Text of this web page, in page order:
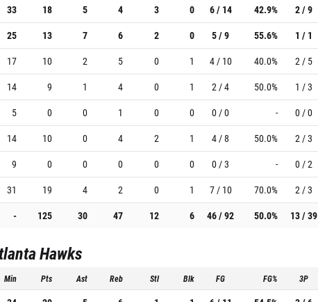
33 18 5 4 3 0 6 / 14 42.9% 2 / 9
25 13 7 6 2 0 5 / 9 55.6% 1 / 1
17 10 2 5 0 1 4 / 10 40.0% 2 / 5
14 9 1 4 0 1 2 / 4 50.0% 1 / 3
5 0 0 1 0 0 0 / 0 - 0 / 0
14 10 0 4 2 1 4 / 8 50.0% 2 / 3
9 0 0 0 0 0 0 / 3 - 0 / 2
31 19 4 2 0 1 7 / 10 70.0% 2 / 3
- 125 30 47 12 6 46 / 92 50.0% 13 / 39
Hawks
Min Pts Ast Reb Stl Blk FG FG% 3P